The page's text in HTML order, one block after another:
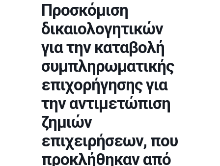
Προσκόμιση
δικαιολογητικών
για την καταβολή
συμπληρωματικής
επιχορήγησης για
την αντιμετώπιση
ζημιών
επιχειρήσεων, που
προκλήθηκαν από